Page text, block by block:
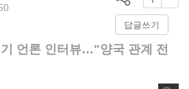
답글쓰기
언론 인터뷰…"양국 관계 전